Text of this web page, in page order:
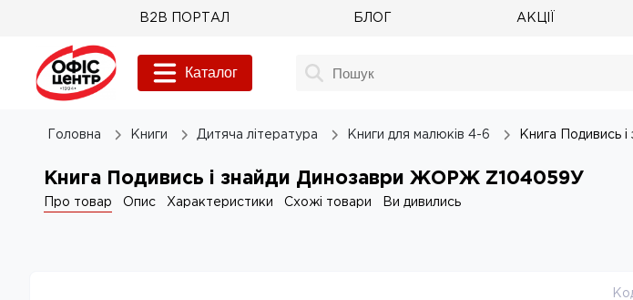
B2B ПОРТАЛ БЛОГ АКЦІЇ
Каталог
Головна Книги Дитяча література Книги для малюків 4-6 Книга Подивись
Книга Подивись і знайди Динозаври ЖОРЖ Z104059У
Про товар Опис Характеристики Схожі товари Ви дивились